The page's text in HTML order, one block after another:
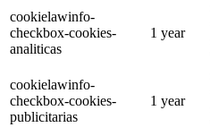
cookielawinfo-
checkbox-cookies-
analiticas
1 year
cookielawinfo-
checkbox-cookies-
publicitarias
1 year